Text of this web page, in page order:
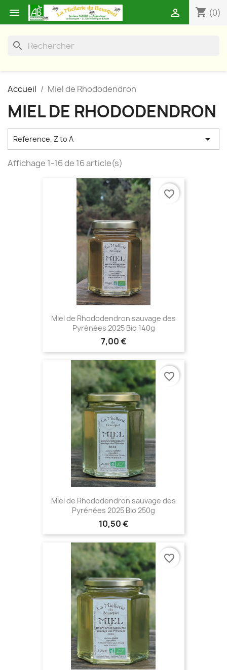
 shopping_cart (0)

search
Accueil Miel de Rhododendron
MIEL DE RHODODENDRON
Reference, Z to A 
Affichage 1-16 de 16 article(s)
Miel de Rhododendron sauvage des
Pyrénées 2025 Bio 140g
7,00 €
favorite_border
Miel de Rhododendron sauvage des
Pyrénées 2025 Bio 250g
10,50 €
favorite_border
favorite_border